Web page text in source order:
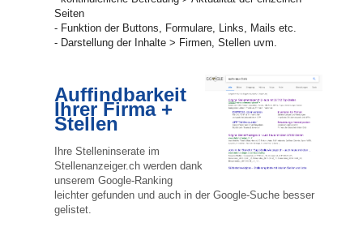
Seiten
- Funktion der Buttons, Formulare, Links, Mails etc.
- Darstellung der Inhalte > Firmen, Stellen uvm.
Auffindbarkeit
Ihrer Firma +
Stellen
Ihre Stelleninserate im
Stellenanzeiger.ch werden dank
unserem Google-Ranking
leichter gefunden und auch in der Google-Suche besser
gelistet.